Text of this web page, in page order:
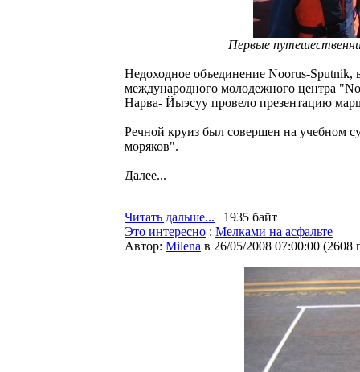
Первые
Недоходное объединение Noorus-
международного молодежного центра
Нарва- Йыэсуу провело презентацию
Речной круиз был совершен на учебном
моряков".
Далее...
Читать дальше... | 1935 байт
Это интересно : Мелками на асфальте
Автор: Milena в 26/05/2008 07:00:00 (2608